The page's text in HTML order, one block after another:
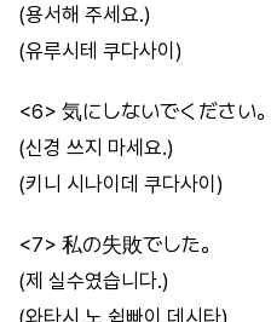
(용서해 주세요.)
(유루시테 쿠다사이)
<6> 気にしないでください。
(신경 쓰지 마세요.)
(키니 시나이데 쿠다사이)
<7> 私の失敗でした。
(제 실수였습니다.)
(와타시 노 쉽빠이 데시타)